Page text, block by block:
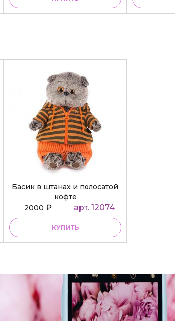
Басик в штанах и полосатой
кофте
2000 ₽ арт. 12074
КУПИТЬ